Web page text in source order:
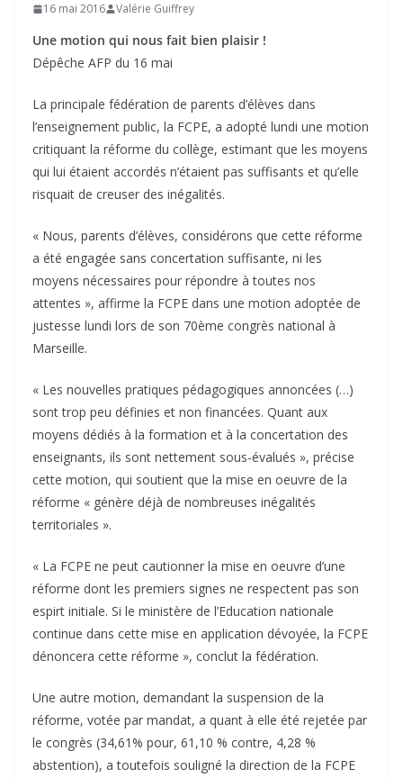
16 mai 2016 Valérie Guiffrey
Une motion qui nous fait bien plaisir !
Dépêche AFP du 16 mai
La principale fédération de parents d’élèves dans
l’enseignement public, la FCPE, a adopté lundi une motion
critiquant la réforme du collège, estimant que les moyens
qui lui étaient accordés n’étaient pas suffisants et qu’elle
risquait de creuser des inégalités.
« Nous, parents d’élèves, considérons que cette réforme
a été engagée sans concertation suffisante, ni les
moyens nécessaires pour répondre à toutes nos
attentes », affirme la FCPE dans une motion adoptée de
justesse lundi lors de son 70ème congrès national à
Marseille.
« Les nouvelles pratiques pédagogiques annoncées (…)
sont trop peu définies et non financées. Quant aux
moyens dédiés à la formation et à la concertation des
enseignants, ils sont nettement sous-évalués », précise
cette motion, qui soutient que la mise en oeuvre de la
réforme « génère déjà de nombreuses inégalités
territoriales ».
« La FCPE ne peut cautionner la mise en oeuvre d’une
réforme dont les premiers signes ne respectent pas son
espirt initiale. Si le ministère de l’Education nationale
continue dans cette mise en application dévoyée, la FCPE
dénoncera cette réforme », conclut la fédération.
Une autre motion, demandant la suspension de la
réforme, votée par mandat, a quant à elle été rejetée par
le congrès (34,61% pour, 61,10 % contre, 4,28 %
abstention), a toutefois souligné la direction de la FCPE